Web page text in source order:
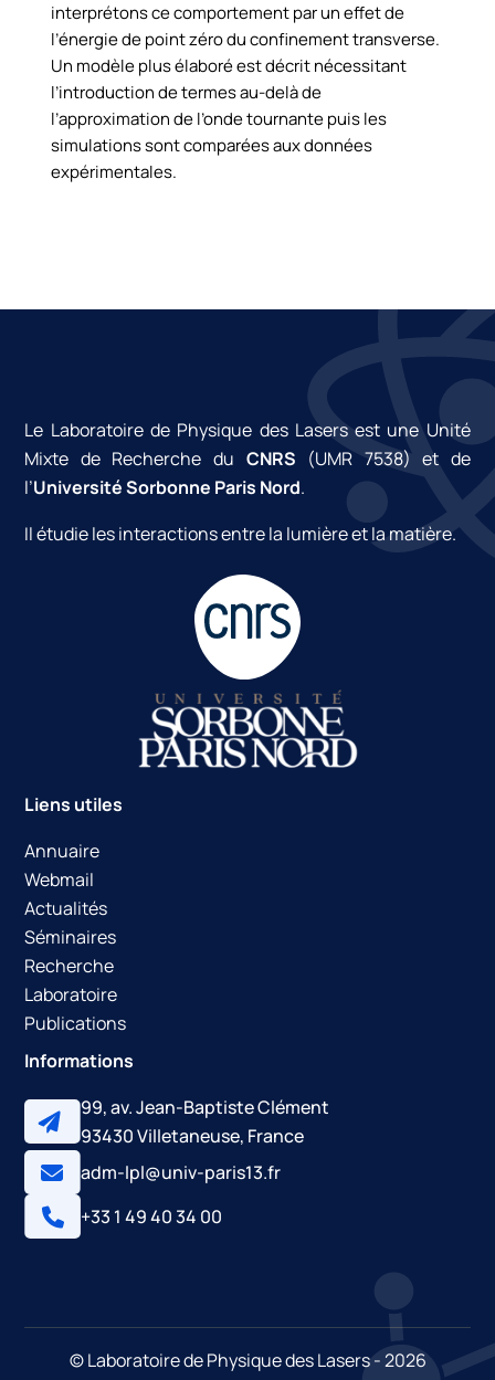
interprétons ce comportement par un effet de
l’énergie de point zéro du confinement transverse.
Un modèle plus élaboré est décrit nécessitant
l’introduction de termes au-delà de
l’approximation de l’onde tournante puis les
simulations sont comparées aux données
expérimentales.
Le Laboratoire de Physique des Lasers est une Unité
Mixte de Recherche du CNRS (UMR 7538) et de
l’Université Sorbonne Paris Nord.
Il étudie les interactions entre la lumière et la matière.
Liens utiles
Annuaire
Webmail
Actualités
Séminaires
Recherche
Laboratoire
Publications
Informations
99, av. Jean-Baptiste Clément
93430 Villetaneuse, France
adm-lpl@univ-paris13.fr
+33 1 49 40 34 00
© Laboratoire de Physique des Lasers - 2026